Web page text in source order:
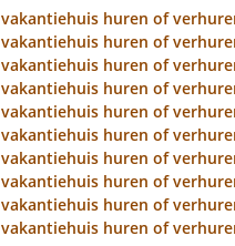
vakantiehuis huren of
vakantiehuis huren of
vakantiehuis huren of
vakantiehuis huren of
vakantiehuis huren of
vakantiehuis huren of
vakantiehuis huren of
vakantiehuis huren of
vakantiehuis huren of
vakantiehuis huren of